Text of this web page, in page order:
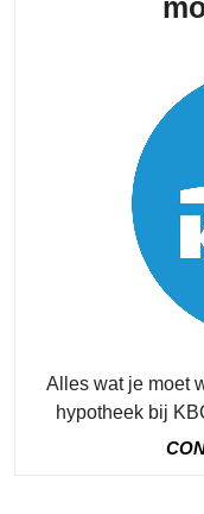
Alles wat je moet
hypotheek bij